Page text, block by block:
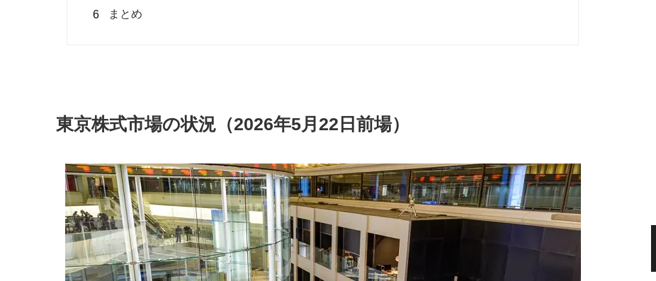
まとめ
東京株式市場の状況（2026年5月22日前場）